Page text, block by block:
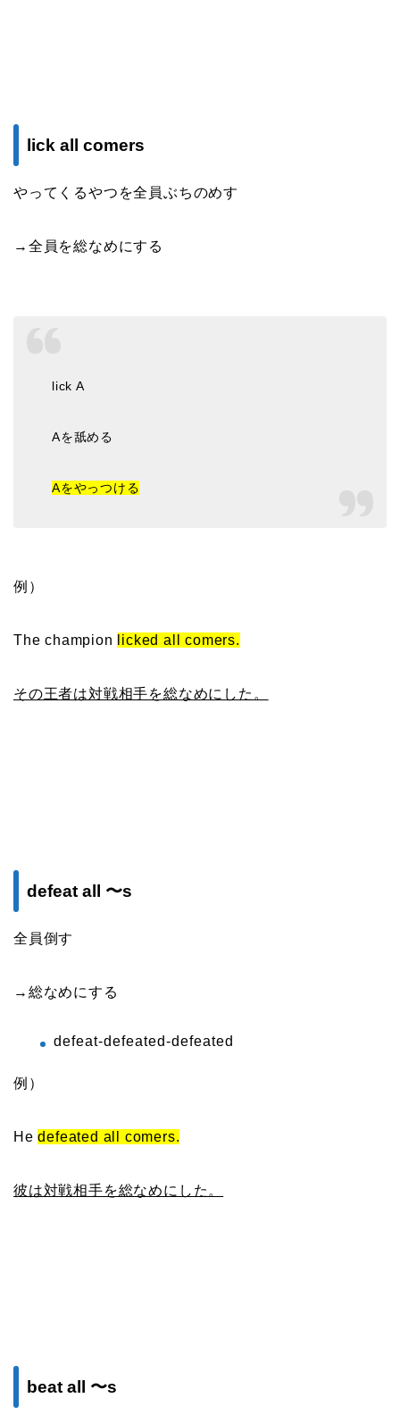
lick all comers
やってくるやつを全員ぶちのめす
→全員を総なめにする
lick A
Aを舐める
Aをやっつける
例）
The champion licked all comers.
その王者は対戦相手を総なめにした。
defeat all 〜s
全員倒す
→総なめにする
defeat-defeated-defeated
例）
Hedefeated all comers.
彼は対戦相手を総なめにした。
beat all 〜s